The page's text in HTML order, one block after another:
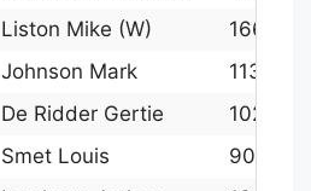
Liston Mike (W) 1667
Johnson Mark 1138
De Ridder Gertie 1020
Smet Louis 900